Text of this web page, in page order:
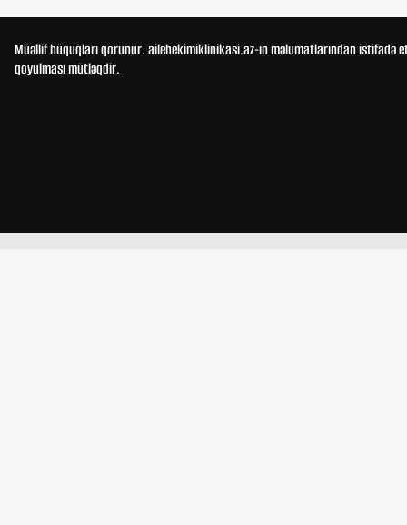
Müəllif hüquqları qorunur. ailehekimiklinikasi.az-ın məlumatlarından
qoyulması mütləqdir.